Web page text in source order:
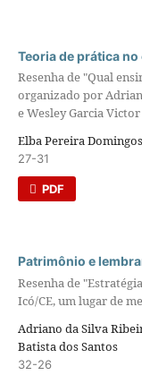
Teoria de prática
Resenha de "Qual
organizado por
e Wesley Garcia
Elba Pereira
27-31
PDF
Patrimônio e
Resenha de
Icó/CE, um lugar de
Adriano da Silva
Batista dos Santos
32-26